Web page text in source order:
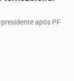
após PF